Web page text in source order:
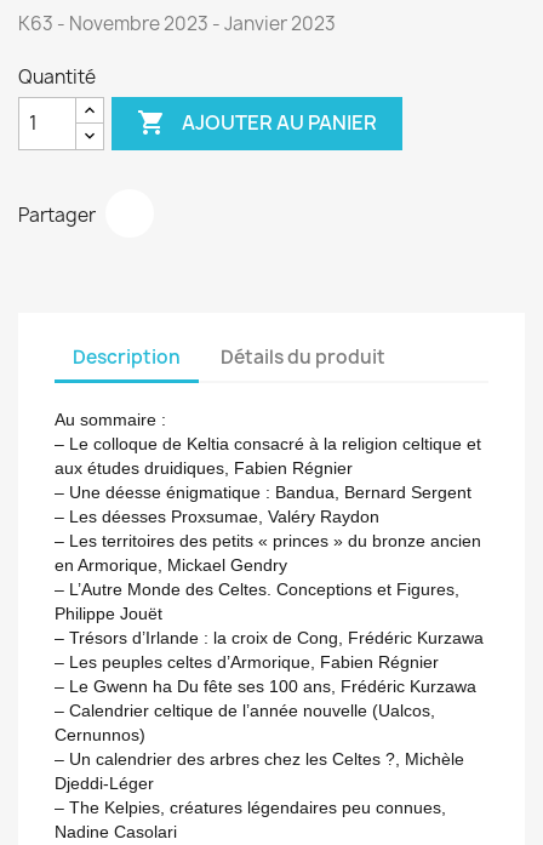
K63 - Novembre 2023 - Janvier 2023
Quantité
 AJOUTER AU PANIER
Partager
Description Détails du produit
Au sommaire :
– Le colloque de Keltia consacré à la religion celtique et
aux études druidiques, Fabien Régnier
– Une déesse énigmatique : Bandua, Bernard Sergent
– Les déesses Proxsumae, Valéry Raydon
– Les territoires des petits « princes » du bronze ancien
en Armorique, Mickael Gendry
– L’Autre Monde des Celtes. Conceptions et Figures,
Philippe Jouët
– Trésors d’Irlande : la croix de Cong, Frédéric Kurzawa
– Les peuples celtes d’Armorique, Fabien Régnier
– Le Gwenn ha Du fête ses 100 ans, Frédéric Kurzawa
– Calendrier celtique de l’année nouvelle (Ualcos,
Cernunnos)
– Un calendrier des arbres chez les Celtes ?, Michèle
Djeddi-Léger
– The Kelpies, créatures légendaires peu connues,
Nadine Casolari